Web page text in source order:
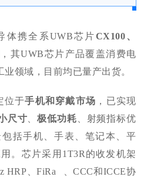
体携全系UWB芯片CX100、
其UWB芯片产品覆盖消费电
领域，目前均已量产出货。
位于手机和穿戴市场 ，已实现
尺寸 、极低功耗 、射频指标优
括手机、手表、笔记本、平
。芯片采用1T3R的收发机架
HRP、FiRa
、CCC和ICCE协